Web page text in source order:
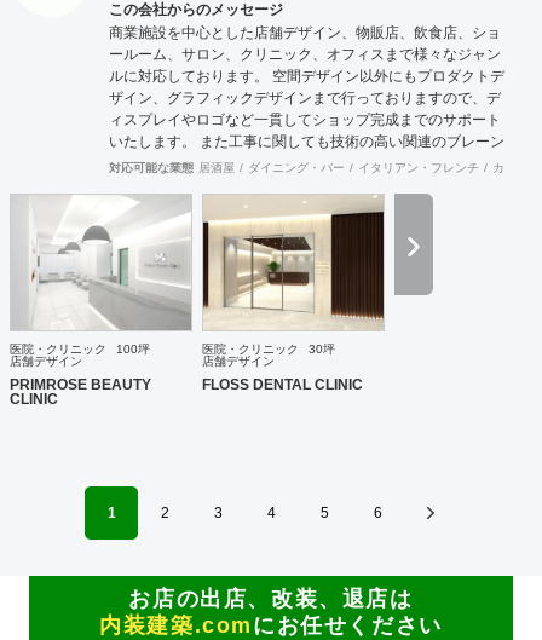
この会社からのメッセージ
商業施設を中心とした店舗デザイン、物販店、飲食店、ショ
ールーム、サロン、クリニック、オフィスまで様々なジャン
ルに対応しております。 空間デザイン以外にもプロダクトデ
ザイン、グラフィックデザインまで行っておりますので、デ
ィスプレイやロゴなど一貫してショップ完成までのサポート
いたします。 また工事に関しても技術の高い関連のブレーン
が全国にいるため首都圏はもとより地方の案件まで対応が可
摯に向き合い、常にハイクオリティなデザインを提供いたし
ます。
対応可能な業態 居酒屋 ダイニング・バー イタリアン・フレンチ カフェ
医院・クリニック
100坪
店舗デザイン
PRIMROSE BEAUTY
CLINIC
医院・クリニック
30坪
店舗デザイン
FLOSS DENTAL CLINIC
1 2 3 4 5 6
お店の出店、改装、退店は
内装建築.com にお任せください